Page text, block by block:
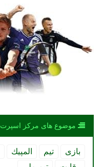
موضوع های مركز اسپرت
بازی تیم المپیك